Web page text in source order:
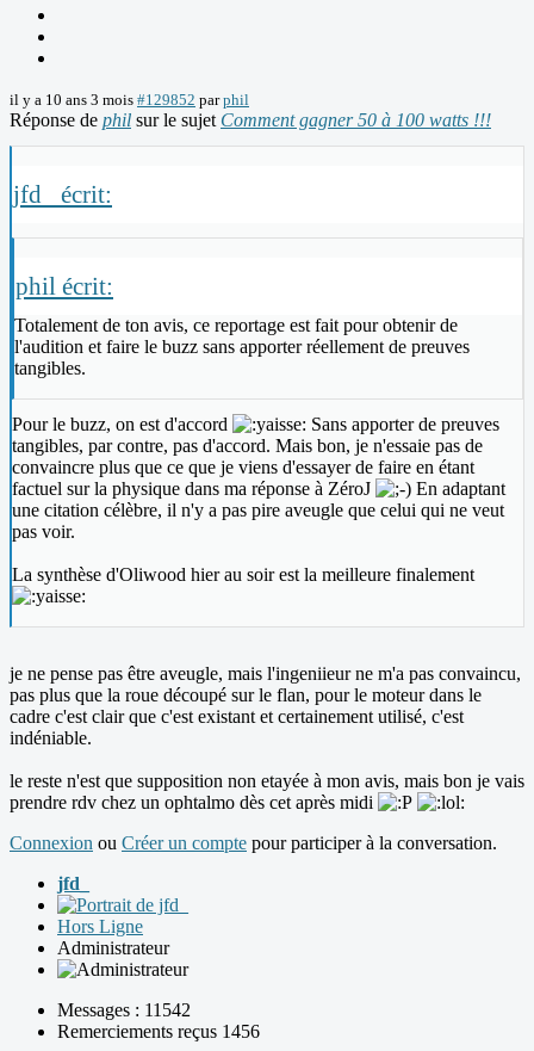
il y a 10 ans 3 mois #129852 parphil
Réponse de phil sur le sujet Comment gagner 50 à 100 watts !!!
jfd_ écrit:
phil écrit:
Totalement de ton avis, ce reportage est fait pour obtenir de
l'audition et faire le buzz sans apporter réellement de preuves
tangibles.
Pour le buzz, on est d'accord
Sans apporter de preuves
tangibles, par contre, pas d'accord. Mais bon, je n'essaie pas de
convaincre plus que ce que je viens d'essayer de faire en étant
factuel sur la physique dans ma réponse à ZéroJ
En adaptant
une citation célèbre, il n'y a pas pire aveugle que celui qui ne veut
pas voir.
La synthèse d'Oliwood hier au soir est la meilleure finalement
je ne pense pas être aveugle, mais l'ingeniieur ne m'a pas convaincu,
pas plus que la roue découpé sur le flan, pour le moteur dans le
cadre c'est clair que c'est existant et certainement utilisé, c'est
indéniable.
le reste n'est que supposition non etayée à mon avis, mais bon je vais
prendre rdv chez un ophtalmo dès cet après midi
Connexion ou Créer un compte pour participer à la conversation.
jfd_
Hors Ligne
Administrateur
Messages : 11542
Remerciements reçus 1456